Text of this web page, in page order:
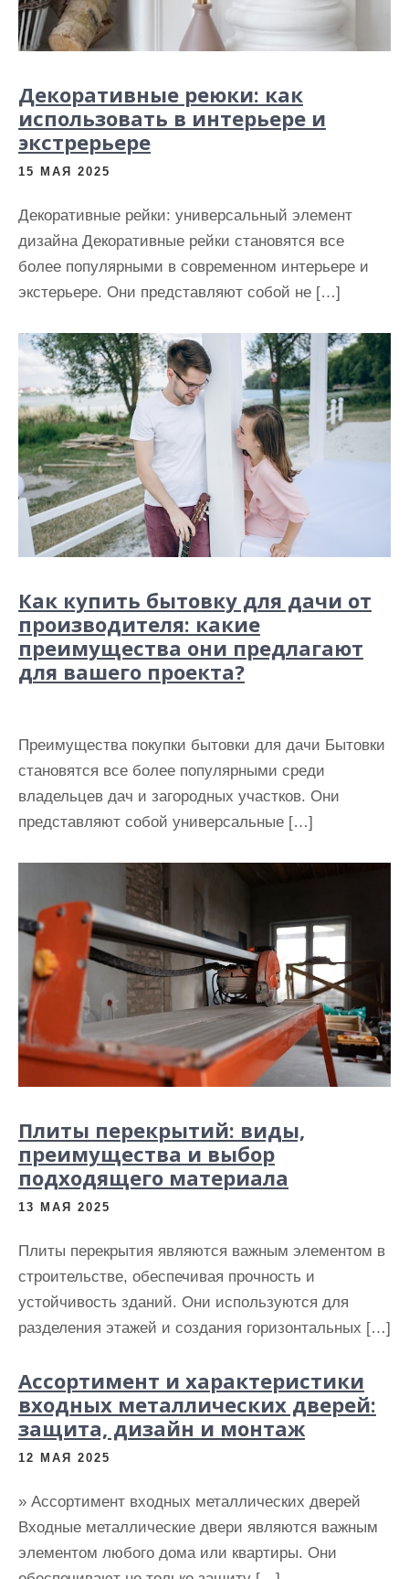
Декоративные реюки: как
использовать в интерьере и
экстрерьере
15 МАЯ 2025
Декоративные рейки: универсальный элемент
дизайна Декоративные рейки становятся все
более популярными в современном интерьере и
экстерьере. Они представляют собой не […]
Как купить бытовку для дачи от
производителя: какие
преимущества они предлагают
для вашего проекта?
Преимущества покупки бытовки для дачи Бытовки
становятся все более популярными среди
владельцев дач и загородных участков. Они
представляют собой универсальные […]
Плиты перекрытий: виды,
преимущества и выбор
подходящего материала
13 МАЯ 2025
Плиты перекрытия являются важным элементом в
строительстве, обеспечивая прочность и
устойчивость зданий. Они используются для
разделения этажей и создания горизонтальных […]
Ассортимент и характеристики
входных металлических дверей:
защита, дизайн и монтаж
12 МАЯ 2025
» Ассортимент входных металлических дверей
Входные металлические двери являются важным
элементом любого дома или квартиры. Они